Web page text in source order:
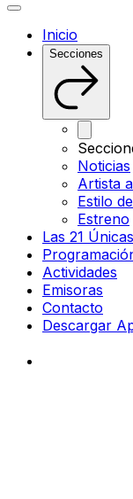
Inicio
Secciones
Noticias
Artista
Estilo
Estreno
Las 21 Únicas
Actividades
Emisoras
Contacto
Descargar